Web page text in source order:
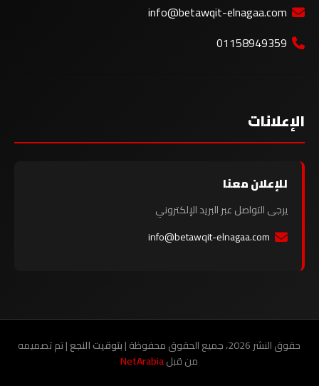
info@betawqit-elnagaa.com
01158949359
الإعلانات
للإعلان معنا
يرجى التواصل عبر البريد الإلكتروني
info@betawqit-elnagaa.com
حقوق النشر 2026، جميع الحقوق محفوظة | بتوقيت النجع| تم تصميمه
من قبلNetArabia